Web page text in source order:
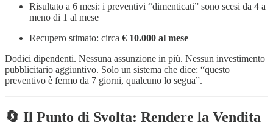
Risultato a 6 mesi: i preventivi “dimenticati” sono scesi da 4 a
meno di 1 al mese
Recupero stimato: circa € 10.000 al mese
Dodici dipendenti. Nessuna assunzione in più. Nessun investimento
pubblicitario aggiuntivo. Solo un sistema che dice: “questo
preventivo è fermo da 7 giorni, qualcuno lo segua”.
🔄 Il Punto di Svolta: Rendere la Vendita